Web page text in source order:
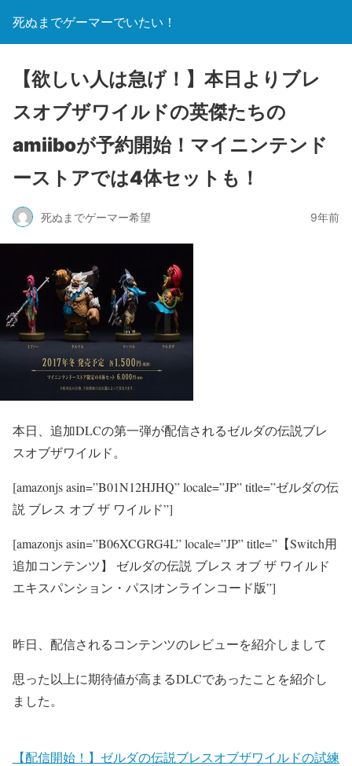
死ぬまでゲーマーでいたい！
【欲しい人は急げ！】本日よりブレ
スオブザワイルドの英傑たちの
amiiboが予約開始！マイニンテンド
ーストアでは4体セットも！
死ぬまでゲーマー希望 9年前
本日、追加DLCの第一弾が配信されるゼルダの伝説ブレ
スオブザワイルド。
[amazonjs asin=”B01N12HJHQ” locale=”JP” title=”ゼルダの伝
説 ブレス オブ ザ ワイルド”]
[amazonjs asin=”B06XCGRG4L” locale=”JP” title=”【Switch用
追加コンテンツ】 ゼルダの伝説 ブレス オブ ザ ワイルド
エキスパンション・パス|オンラインコード版”]
昨日、配信されるコンテンツのレビューを紹介しまして
思った以上に期待値が高まるDLCであったことを紹介し
ました。
【配信開始！】ゼルダの伝説ブレスオブザワイルドの試練